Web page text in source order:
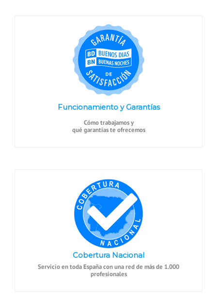
Funcionamiento y Garantías
Cómo trabajamos y
qué garantías te ofrecemos
Cobertura Nacional
Servicio en toda España con una red de más de 1.000
profesionales